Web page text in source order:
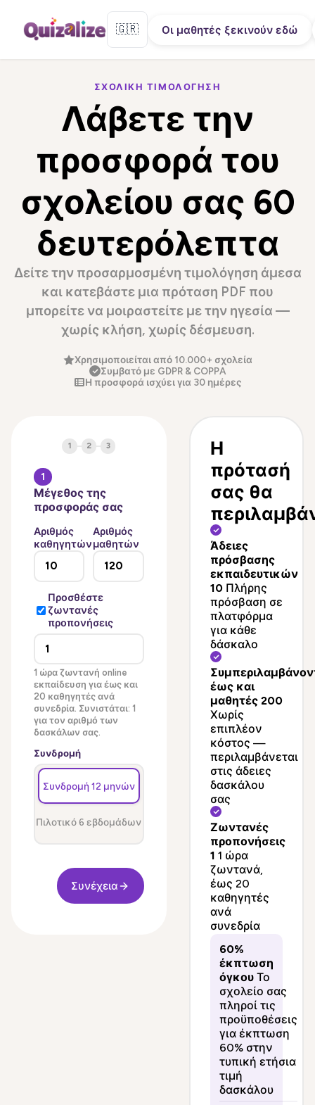
🇬🇷 Οι μαθητές ξεκινούν εδώ
ΣΧΟΛΙΚΉ ΤΙΜΟΛΌΓΗΣΗ
Λάβετε την
προσφορά του
σχολείου σας 60
δευτερόλεπτα
Δείτε την προσαρμοσμένη τιμολόγηση άμεσα
και κατεβάστε μια πρόταση PDF που
μπορείτε να μοιραστείτε με την ηγεσία —
χωρίς κλήση, χωρίς δέσμευση.
Χρησιμοποιείται από 10.000+ σχολεία
Συμβατό με GDPR & COPPA
Η προσφορά ισχύει για 30 ημέρες
1 2 3
1
Μέγεθος της
προσφοράς σας
Αριθμός
καθηγητών
Αριθμός
μαθητών
Προσθέστε
ζωντανές
προπονήσεις
1 ώρα ζωντανή online
εκπαίδευση για έως και
20 καθηγητές ανά
συνεδρία. Συνιστάται: 1
για τον αριθμό των
δασκάλων σας.
Συνδρομή
Συνδρομή 12 μηνών
Πιλοτικό 6 εβδομάδων
Συνέχεια
Η
πρότασή
σας θα
Άδειες
πρόσβασης
εκπαιδευτικών
10 Πλήρης
πρόσβαση σε
πλατφόρμα
για κάθε
δάσκαλο
έως και
μαθητές 200
Χωρίς
επιπλέον
κόστος —
περιλαμβάνεται
στις άδειες
δασκάλου
σας
Ζωντανές
προπονήσεις
1 1 ώρα
ζωντανά,
έως 20
καθηγητές
ανά
συνεδρία
60%
έκπτωση
όγκου Το
σχολείο σας
πληροί τις
προϋποθέσεις
για έκπτωση
60% στην
τυπική ετήσια
τιμή
δασκάλου